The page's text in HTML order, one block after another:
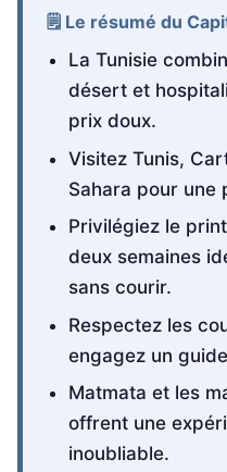
🗒️ Le résumé du
La Tunisie
désert et
prix doux.
Visitez Tunis,
Sahara pour une
Privilégiez le
deux semaines
sans courir.
Respectez les
engagez un
Matmata et les
offrent une
inoubliable.